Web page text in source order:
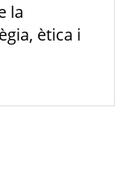
la
ètica i